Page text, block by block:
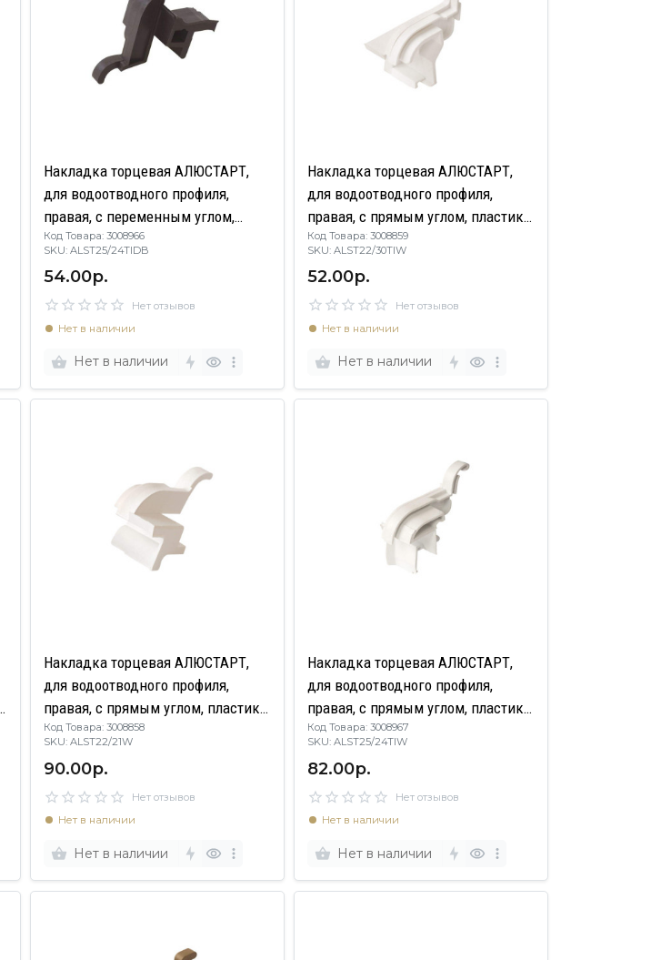
Накладка торцевая АЛЮСТАРТ,
для водоотводного профиля,
правая, с переменным углом,
пластик, темная бронза
Код Товара: 3008966
SKU: ALST25/24TIDB
54.00р.
Нет отзывов
Нет в наличии
Нет в наличии
Накладка торцевая АЛЮСТАРТ,
для водоотводного профиля,
правая, с прямым углом, пластик,
белый
Код Товара: 3008859
SKU: ALST22/30TIW
52.00р.
Нет отзывов
Нет в наличии
Нет в наличии
Накладка торцевая АЛЮСТАРТ,
для водоотводного профиля,
правая, с прямым углом, пластик,
белый
Код Товара: 3008858
SKU: ALST22/21W
90.00р.
Нет отзывов
Нет в наличии
Нет в наличии
Накладка торцевая АЛЮСТАРТ,
для водоотводного профиля,
правая, с прямым углом, пластик,
белый
Код Товара: 3008967
SKU: ALST25/24TIW
82.00р.
Нет отзывов
Нет в наличии
Нет в наличии